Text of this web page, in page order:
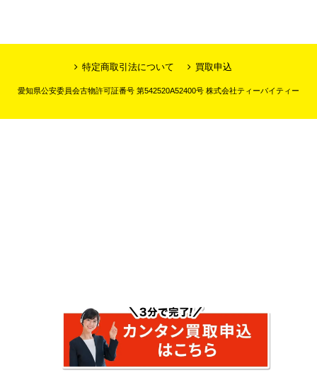
特定商取引法について 買取申込
愛知県公安委員会古物許可証番号 第542520A52400号 株式会社ティーバイティー